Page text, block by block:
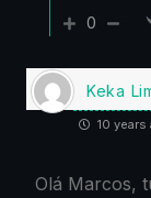
0
Keka
10 years
Olá Marcos,